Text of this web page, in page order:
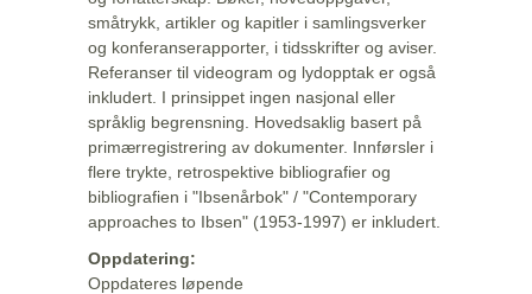
småtrykk, artikler og kapitler i samlingsverker
og konferanserapporter, i tidsskrifter og aviser.
Referanser til videogram og lydopptak er også
inkludert. I prinsippet ingen nasjonal eller
språklig begrensning. Hovedsaklig basert på
primærregistrering av dokumenter. Innførsler i
flere trykte, retrospektive bibliografier og
bibliografien i "Ibsenårbok" / "Contemporary
approaches to Ibsen" (1953-1997) er inkludert.
Oppdatering:
Oppdateres løpende